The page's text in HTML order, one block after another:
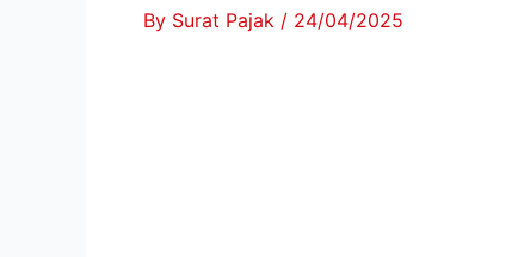
By Surat Pajak / 24/04/2025